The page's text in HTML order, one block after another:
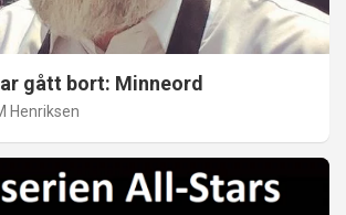
gått bort: Minneord
Henriksen